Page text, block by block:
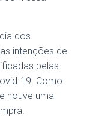
dos
intenções de
pelas
19. Como
houve uma